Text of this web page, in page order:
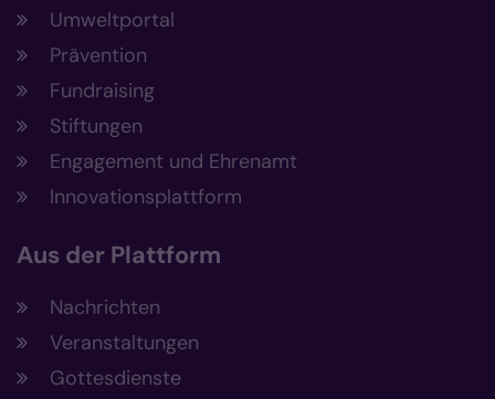
Umweltportal
Prävention
Fundraising
Stiftungen
Engagement und Ehrenamt
Innovationsplattform
Aus der Plattform
Nachrichten
Veranstaltungen
Gottesdienste